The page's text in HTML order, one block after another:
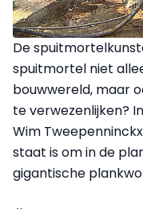
De
spuitmortel niet
bouwwereld, maar
te verwezenlijken?
Wim
staat is om in de
gigantische